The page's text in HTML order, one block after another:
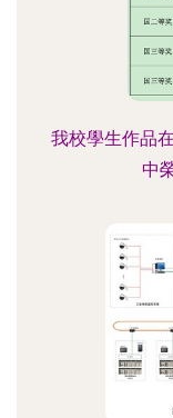
我校學生作品
中